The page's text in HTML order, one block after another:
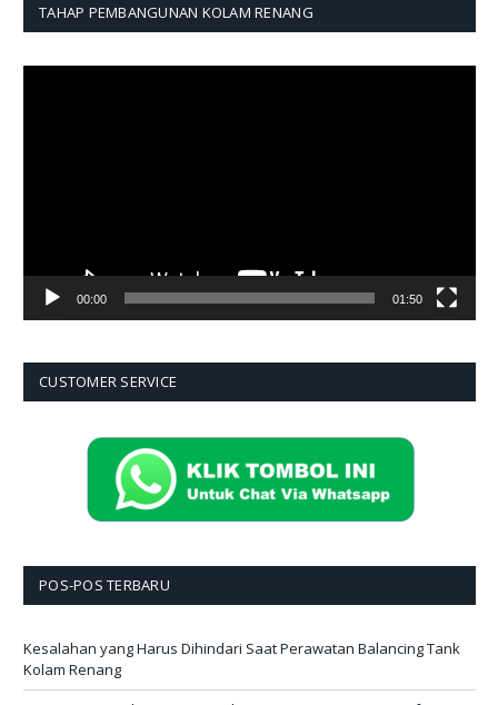
TAHAP PEMBANGUNAN KOLAM RENANG
00:00 01:50
CUSTOMER SERVICE
POS-POS TERBARU
Kesalahan yang Harus Dihindari Saat Perawatan Balancing Tank
Kolam Renang